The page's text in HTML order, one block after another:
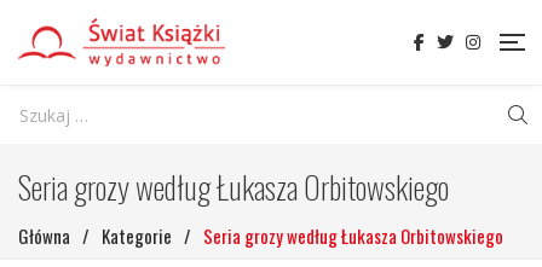
Seria grozy według Łukasza Orbitowskiego
Główna / Kategorie / Seria grozy według Łukasza Orbitowskiego